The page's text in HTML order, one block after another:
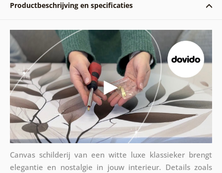
Productbeschrijving en specificaties
Canvas schilderij van een witte luxe klassieker brengt
elegantie en nostalgie in jouw interieur. Details zoals